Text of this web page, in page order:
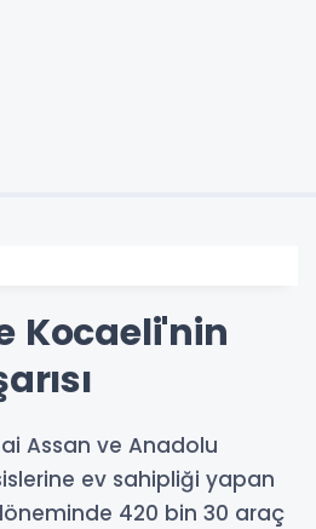
Kocaeli'nin
Assan ve Anadolu
ev sahipliği yapan
420 bin 30 araç